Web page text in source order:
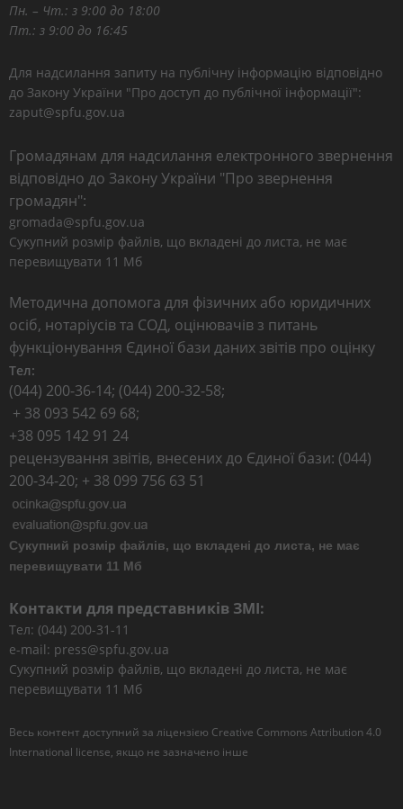
Пн. – Чт.: з 9:00 до 18:00
Пт.: з 9:00 до 16:45
Для надсилання запиту на публічну інформацію відповідно
до Закону України "Про доступ до публічної інформації":
zaput@spfu.gov.ua
Громадянам для надсилання електронного звернення
відповідно до Закону України "Про звернення
громадян":
gromada@spfu.gov.ua
Сукупний розмір файлів, що вкладені до листа, не має
перевищувати 11 Мб
Методична допомога для фізичних або юридичних
осіб, нотаріусів та СОД, оцінювачів з питань
функціонування Єдиної бази даних звітів про оцінку
Тел:
(044) 200-36-14; (044) 200-32-58;
+ 38 093 542 69 68;
+38 095 142 91 24
рецензування звітів, внесених до Єдиної бази: (044)
200-34-20; + 38 099 756 63 51
Сукупний розмір файлів, що вкладені до листа, не має
перевищувати 11 Мб
Контакти для представників ЗМІ:
Тел: (044) 200-31-11
e-mail: press@spfu.gov.ua
Сукупний розмір файлів, що вкладені до листа, не має
перевищувати 11 Мб
Весь контент доступний за ліцензією Creative Commons Attribution 4.0
International license, якщо не зазначено інше